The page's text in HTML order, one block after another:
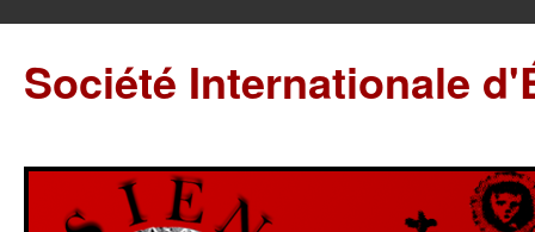
Société Internationale